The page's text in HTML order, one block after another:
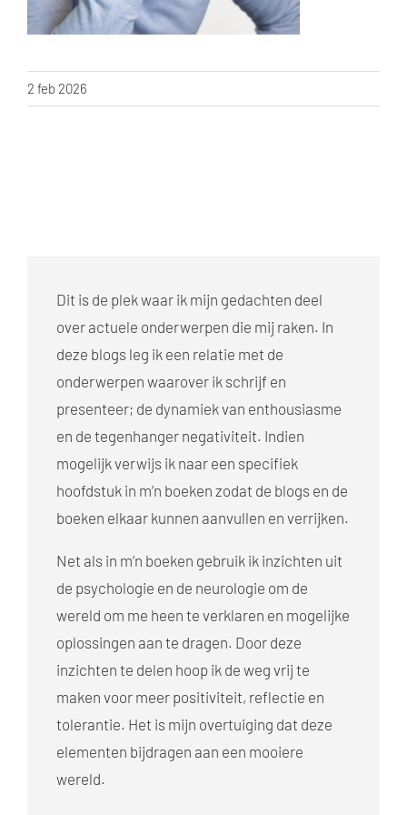
2 feb 2026
Dit is de plek waar ik mijn gedachten deel
over actuele onderwerpen die mij raken. In
deze blogs leg ik een relatie met de
onderwerpen waarover ik schrijf en
presenteer; de dynamiek van enthousiasme
en de tegenhanger negativiteit. Indien
mogelijk verwijs ik naar een specifiek
hoofdstuk in m’n boeken zodat de blogs en de
boeken elkaar kunnen aanvullen en verrijken.
Net als in m’n boeken gebruik ik inzichten uit
de psychologie en de neurologie om de
wereld om me heen te verklaren en mogelijke
oplossingen aan te dragen. Door deze
inzichten te delen hoop ik de weg vrij te
maken voor meer positiviteit, reflectie en
tolerantie. Het is mijn overtuiging dat deze
elementen bijdragen aan een mooiere
wereld.